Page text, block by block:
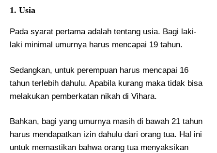
1. Usia
Pada syarat pertama adalah tentang usia. Bagi laki-
laki minimal umurnya harus mencapai 19 tahun.
Sedangkan, untuk perempuan harus mencapai 16
tahun terlebih dahulu. Apabila kurang maka tidak bisa
melakukan pemberkatan nikah di Vihara.
Bahkan, bagi yang umurnya masih di bawah 21 tahun
harus mendapatkan izin dahulu dari orang tua. Hal ini
untuk memastikan bahwa orang tua menyaksikan